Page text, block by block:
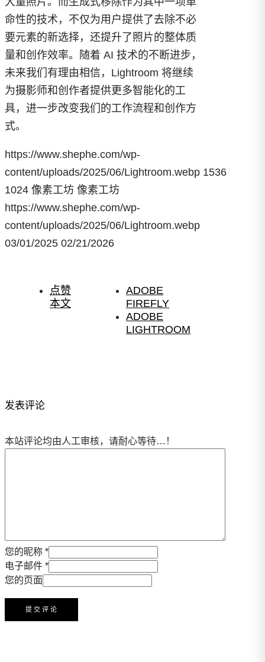
命性的技术，不仅为用户提供了去除不必
要元素的新选择，还提升了照片的整体质
量和创作效率。随着 AI 技术的不断进步，
未来我们有理由相信，Lightroom 将继续
为摄影师和创作者提供更多智能化的工
具，进一步改变我们的工作流程和创作方
式。
https://www.shephe.com/wp-
content/uploads/2025/06/Lightroom.webp 1536
1024 像素工坊 像素工坊
https://www.shephe.com/wp-
content/uploads/2025/06/Lightroom.webp
03/01/2025 02/21/2026
点赞
本文
ADOBE
FIREFLY
ADOBE
LIGHTROOM
发表评论
本站评论均由人工审核，请耐心等待…！
您的昵称 *
电子邮件 *
您的页面